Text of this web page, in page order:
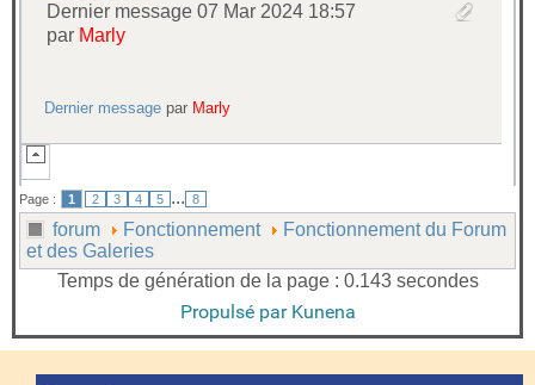
Dernier message 07 Mar 2024 18:57
par Marly
Dernier message par Marly
Page : 1 2 3 4 5 ... 8
forum Fonctionnement
Fonctionnement du Forum
et des Galeries
Temps de génération de la page : 0.143 secondes
Propulsé par Kunena